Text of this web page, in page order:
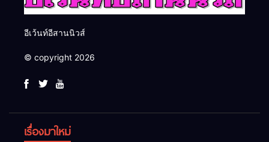
อีเว้นท์อีสานนิวส์
© copyright 2026
เรื่องมาใหม่